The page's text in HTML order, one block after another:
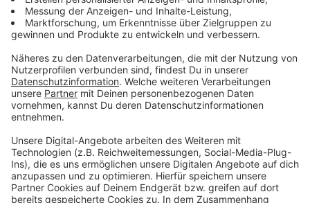
Anzeige
Weitere Infos und Links zum Thema:
Anzeige
Stadt informiert über U81-Zeitplan
Start der Stadtbahnlinie U81 verschoben
Stadt prüft neue Stadtbahnstrecken